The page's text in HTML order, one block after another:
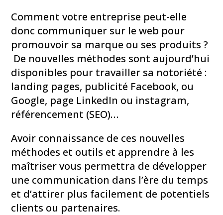
Comment votre entreprise peut-elle
donc communiquer sur le web pour
promouvoir sa marque ou ses produits ?
De nouvelles méthodes sont aujourd’hui
disponibles pour travailler sa notoriété :
landing pages, publicité Facebook, ou
Google, page LinkedIn ou instagram,
référencement (SEO)…
Avoir connaissance de ces nouvelles
méthodes et outils et apprendre à les
maîtriser vous permettra de développer
une communication dans l’ère du temps
et d’attirer plus facilement de potentiels
clients ou partenaires.